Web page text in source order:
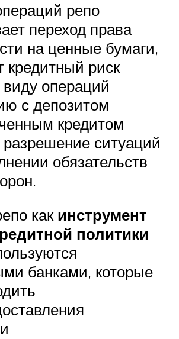
репо
переход права
на ценные бумаги,
кредитный риск
операций
с депозитом
кредитом
ситуаций
обязательств
как инструмент
политики
банками, которые